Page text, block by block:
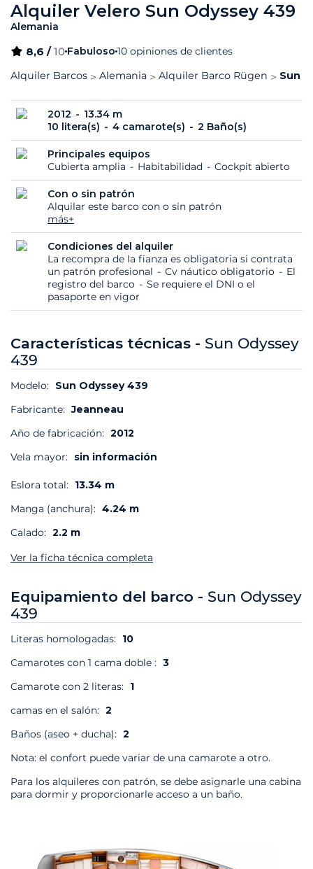
Alquiler Velero Sun Odyssey 439
Alemania
8,6 /10 Fabuloso 10 opiniones de clientes
Alquiler Barcos
Alemania Alquiler Barco Rügen Sun
2012
13.34 m
10 litera(s)
4 camarote(s) 2 Baño(s)
Principales equipos
Cubierta amplia
Habitabilidad Cockpit abierto
Con o sin patrón
Alquilar este barco con o sin patrón
más+
Condiciones del alquiler
La recompra de la fianza es obligatoria si contrata
un patrón profesional
Cv náutico obligatorio
El
registro del barco
Se requiere el DNI o el
pasaporte en vigor
Características técnicas - Sun Odyssey
439
Modelo: Sun Odyssey 439
Fabricante: Jeanneau
Año de fabricación: 2012
Vela mayor: sin información
Eslora total: 13.34 m
Manga (anchura): 4.24 m
Calado: 2.2 m
Ver la ficha técnica completa
Equipamiento del barco - Sun Odyssey
439
Literas homologadas: 10
Camarotes con 1 cama doble : 3
Camarote con 2 literas: 1
camas en el salón: 2
Baños (aseo + ducha): 2
Nota: el confort puede variar de una camarote a otro.
Para los alquileres con patrón, se debe asignarle una cabina
para dormir y proporcionarle acceso a un baño.